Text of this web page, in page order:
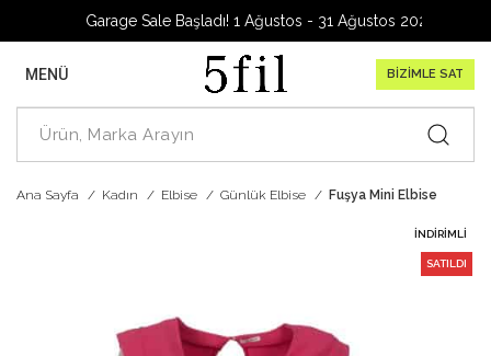
Garage Sale Başladı! 1 Ağustos - 31 Ağustos 2026
MENÜ BİZİMLE SAT
Ana Sayfa Kadın Elbise Günlük Elbise Fuşya Mini Elbise
İNDIRIMLI
SATILDI